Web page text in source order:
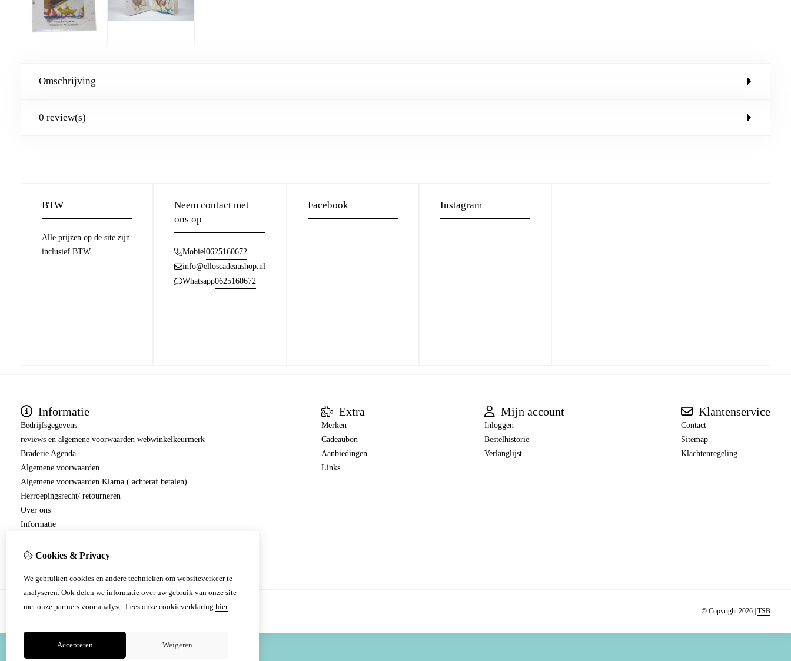
Omschrijving
0 review(s)
BTW
Alle prijzen op de site zijn
inclusief BTW.
Neem contact met
ons op
Mobiel0625160672
info@elloscadeaushop.nl
Whatsapp0625160672
Facebook Instagram
Informatie
Bedrijfsgegevens
reviews en algemene voorwaarden webwinkelkeurmerk
Braderie Agenda
Algemene voorwaarden
Algemene voorwaarden Klarna ( achteraf betalen)
Herroepingsrecht/ retourneren
Over ons
Informatie
Verzending en betaling.
Extra
Merken
Cadeaubon
Aanbiedingen
Links
Mijn account
Inloggen
Bestelhistorie
Verlanglijst
Klantenservice
Contact
Sitemap
Klachtenregeling
© Copyright 2026 | TSB
Cookies & Privacy
We gebruiken cookies en andere technieken om websiteverkeer te
analyseren. Ook delen we informatie over uw gebruik van onze site
met onze partners voor analyse. Lees onze cookieverklaring hier
Accepteren Weigeren